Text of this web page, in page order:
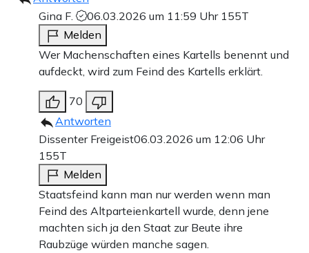
Gina F.
06.03.2026 um 11:59 Uhr 155T
Melden
Wer Machenschaften eines Kartells benennt und
aufdeckt, wird zum Feind des Kartells erklärt.
70
Antworten
Dissenter Freigeist06.03.2026 um 12:06 Uhr
155T
Melden
Staatsfeind kann man nur werden wenn man
Feind des Altparteienkartell wurde, denn jene
machten sich ja den Staat zur Beute ihre
Raubzüge würden manche sagen.